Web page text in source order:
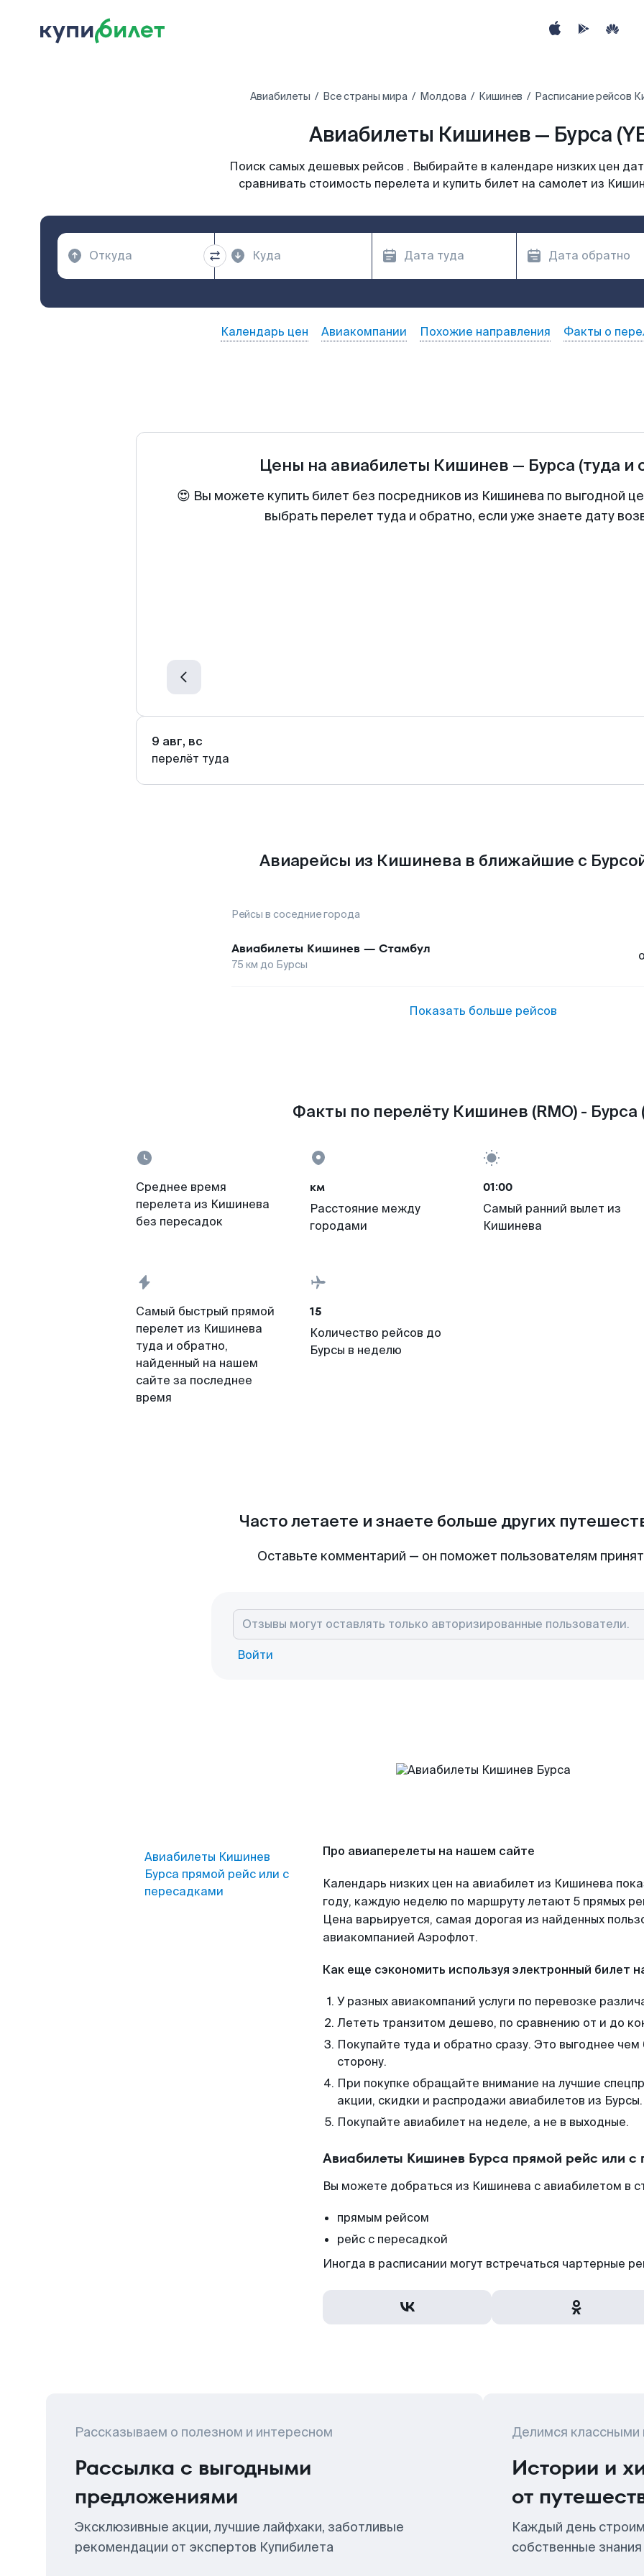
Авиабилеты Все страны мира Молдова Кишинев Расписание рейсов
Авиабилеты Кишинев — Бурса
Поиск самых дешевых рейсов . Выбирайте в календаре низких цен
сравнивать стоимость перелета и купить билет на самолет из
Календарь цен Авиакомпании Похожие направления Факты о
Цены на авиабилеты Кишинев — Бурса (туда и
😍 Вы можете купить билет без посредников из Кишинева по выгодной
выбрать перелет туда и обратно, если уже знаете дату
9 авг, вс
перелёт туда
Авиарейсы из Кишинева в ближайшие с
Рейсы в соседние города
Авиабилеты Кишинев — Стамбул
75 км до Бурсы
Показать больше рейсов
Факты по перелёту Кишинев (RMO) - Бурса
Среднее время
перелета из Кишинева
без пересадок
км
Расстояние между
городами
01:00
Самый ранний вылет из
Кишинева
Самый быстрый прямой
перелет из Кишинева
туда и обратно,
найденный на нашем
сайте за последнее
время
15
Количество рейсов до
Бурсы в неделю
Часто летаете и знаете больше других
Оставьте комментарий — он поможет пользователям
Войти
Авиабилеты Кишинев
Бурса прямой рейс или с
пересадками
Про авиаперелеты на нашем сайте
Календарь низких цен на авиабилет из Кишинева
году, каждую неделю по маршруту летают 5 прямых
Цена варьируется, самая дорогая из найденных
авиакомпанией Аэрофлот.
Как еще сэкономить используя электронный билет
У разных авиакомпаний услуги по перевозке
Лететь транзитом дешево, по сравнению от и до
Покупайте туда и обратно сразу. Это выгоднее
сторону.
При покупке обращайте внимание на лучшие
акции, скидки и распродажи авиабилетов из Бурсы.
Покупайте авиабилет на неделе, а не в выходные.
Авиабилеты Кишинев Бурса прямой рейс или с
Вы можете добраться из Кишинева с авиабилетом в
прямым рейсом
рейс с пересадкой
Иногда в расписании могут встречаться чартерные
Рассказываем о полезном и интересном
Рассылка с выгодными
предложениями
Эксклюзивные акции, лучшие лайфхаки, заботливые
рекомендации от экспертов Купибилета
Делимся классными
Истории и
от
Каждый день
собственные